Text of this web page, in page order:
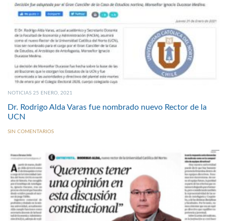
NOTICIAS 25 ENERO, 2021
Dr. Rodrigo Alda Varas fue nombrado nuevo Rector de la
UCN
SIN COMENTARIOS